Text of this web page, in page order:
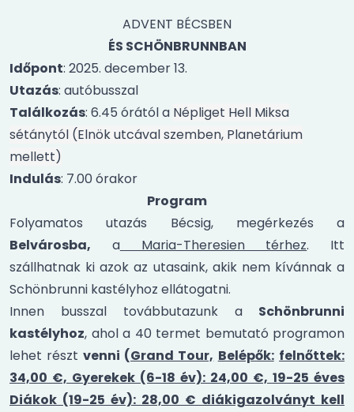
ADVENT BÉCSBEN
ÉS SCHÖNBRUNNBAN
Időpont: 2025. december 13.
Utazás: autóbusszal
Találkozás: 6.45 órától a Népliget Hell Miksa
sétánytól (Elnök utcával szemben, Planetárium
mellett)
Indulás: 7.00 órakor
Program
Folyamatos utazás Bécsig, megérkezés a
Belvárosba, aMaria-Theresien térhez. Itt
szállhatnak ki azok az utasaink, akik nem kívánnak a
Schönbrunni kastélyhoz ellátogatni.
Innen busszal továbbutazunk a Schönbrunni
kastélyhoz, ahol a 40 termet bemutató programon
lehet részt venni (Grand Tour, Belépők: felnőttek:
34,00 €, Gyerekek (6-18 év): 24,00 €, 19-25 éves
Diákok (19-25 év): 28,00 € diákigazolványt kell